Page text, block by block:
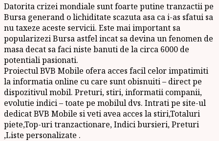
Datorita crizei mondiale sunt foarte putine tranzactii pe
Bursa generand o lichiditate scazuta asa ca i-as sfatui sa
nu taxeze aceste servicii. Este mai important sa
popularizezi Bursa astfel incat sa devina un fenomen de
masa decat sa faci niste banuti de la circa 6000 de
potentiali pasionati.
Proiectul BVB Mobile ofera acces facil celor impatimiti
la informatia online cu care sunt obisnuiti – direct pe
dispozitivul mobil. Preturi, stiri, informatii companii,
evolutie indici – toate pe mobilul dvs. Intrati pe site-ul
dedicat BVB Mobile si veti avea acces la stiri,Totaluri
piete,Top-uri tranzactionare, Indici bursieri, Preturi
,Liste personalizate .